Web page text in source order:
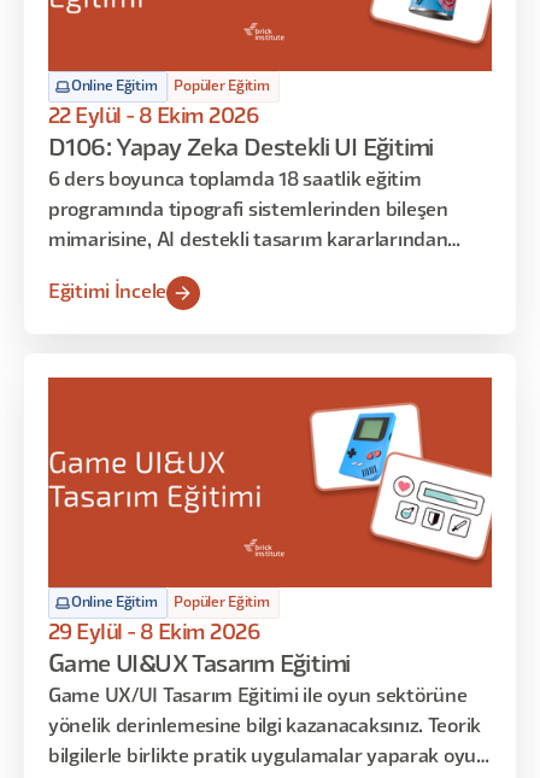
Online Eğitim Popüler Eğitim
22 Eylül - 8 Ekim 2026
D106: Yapay Zeka Destekli UI Eğitimi
6 ders boyunca toplamda 18 saatlik eğitim
programında tipografi sistemlerinden bileşen
mimarisine, AI destekli tasarım kararlarından
tasarımın her katmanına odaklanan uygulamalar
iş akışınıza entegre etmeyi de öğreneceksiniz.
Eğitimi İncele
Online Eğitim Popüler Eğitim
29 Eylül - 8 Ekim 2026
Game UI&UX Tasarım Eğitimi
Game UX/UI Tasarım Eğitimi ile oyun sektörüne
yönelik derinlemesine bilgi kazanacaksınız. Teorik
bilgilerle birlikte pratik uygulamalar yaparak oyun